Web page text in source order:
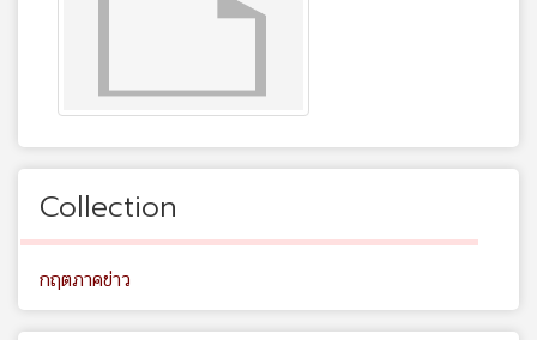
Collection
กฤตภาคข่าว